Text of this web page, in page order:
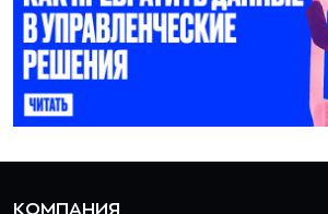
КОМПАНИЯ